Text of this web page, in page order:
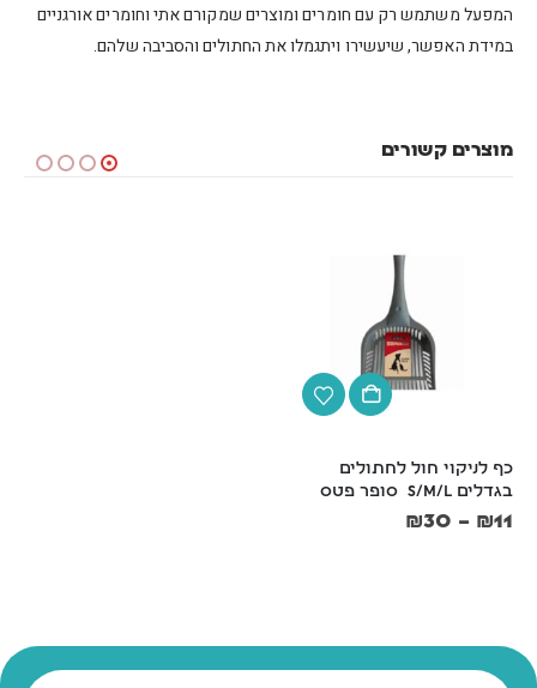
המפעל משתמש רק עם חומרים ומוצרים שמקורם אתי וחומרים אורגניים
במידת האפשר, שיעשירו ויתגמלו את החתולים והסביבה שלהם.
מוצרים קשורים
כף לניקוי חול לחתולים
בגדלים S/M/L  סופר פטס
₪11
–
₪30